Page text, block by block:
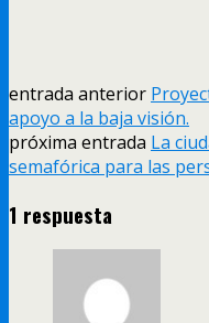
entrada anterior
apoyo a la baja visión.
próxima entrada La
semafórica para las
1 respuesta